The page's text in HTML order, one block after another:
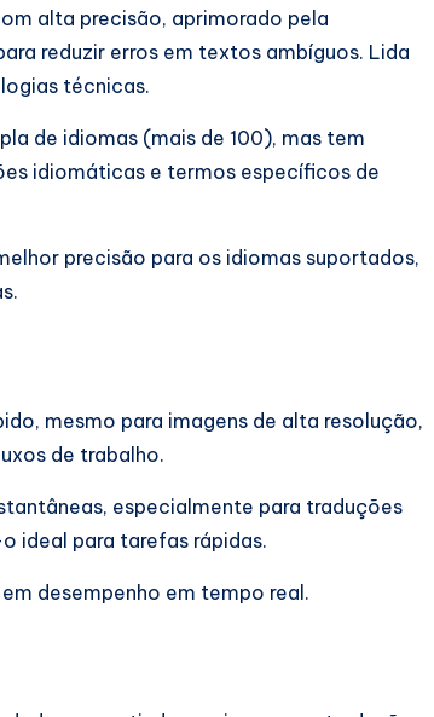
alta precisão, aprimorado pela
reduzir erros em textos ambíguos. Lida
técnicas.
de idiomas (mais de 100), mas tem
idiomáticas e termos específicos de
precisão para os idiomas suportados,
mesmo para imagens de alta resolução,
de trabalho.
especialmente para traduções
ideal para tarefas rápidas.
desempenho em tempo real.